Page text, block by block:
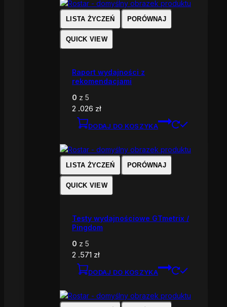
LISTA ŻYCZEŃ PORÓWNAJ
QUICK VIEW
Raport wydajności z
rekomendacjami
0 z 5
2 .026 zł
DODAJ DO KOSZYKA
LISTA ŻYCZEŃ PORÓWNAJ
QUICK VIEW
Testy wydajnościowe GTmetrix /
Pingdom
0 z 5
2 .571 zł
DODAJ DO KOSZYKA